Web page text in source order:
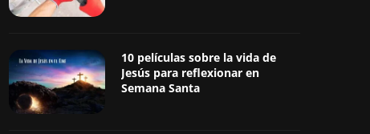
10 películas sobre la vida de
Jesús para reflexionar en
Semana Santa